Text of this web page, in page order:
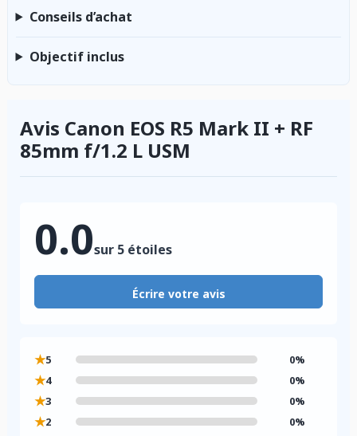
Conseils d’achat
Objectif inclus
Avis Canon EOS R5 Mark II + RF
85mm f/1.2 L USM
0.0sur 5 étoiles
Écrire votre avis
★5 0%
★4 0%
★3 0%
★2 0%